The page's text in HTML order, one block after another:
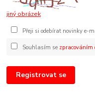
jiný obrázek
Přeji si odebírat novinky e-
Souhlasím se zpracováním
Registrovat se